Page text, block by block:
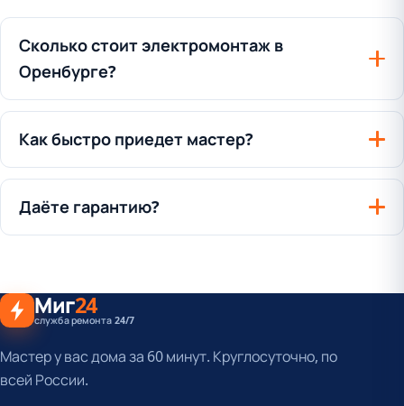
Сколько стоит электромонтаж в
Оренбурге?
Как быстро приедет мастер?
Даёте гарантию?
Миг24
служба ремонта 24/7
Мастер у вас дома за 60 минут. Круглосуточно, по
всей России.